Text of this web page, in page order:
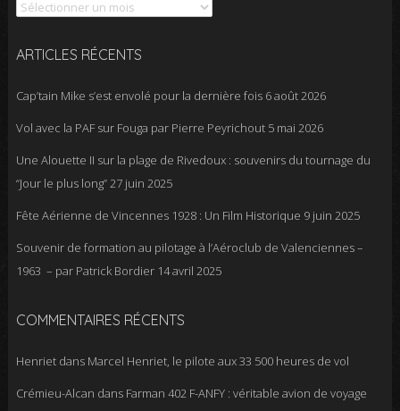
ARTICLES RÉCENTS
Cap’tain Mike s’est envolé pour la dernière fois 6 août 2026
Vol avec la PAF sur Fouga par Pierre Peyrichout 5 mai 2026
Une Alouette II sur la plage de Rivedoux : souvenirs du tournage du
“Jour le plus long”27 juin 2025
Fête Aérienne de Vincennes 1928 : Un Film Historique 9 juin 2025
Souvenir de formation au pilotage à l’Aéroclub de Valenciennes –
1963 – par Patrick Bordier 14 avril 2025
COMMENTAIRES RÉCENTS
Henrietdans Marcel Henriet, le pilote aux 33 500 heures de vol
Crémieu-Alcan dans Farman 402 F-ANFY : véritable avion de voyage